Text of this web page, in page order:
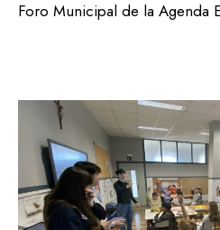
Foro Municipal de la